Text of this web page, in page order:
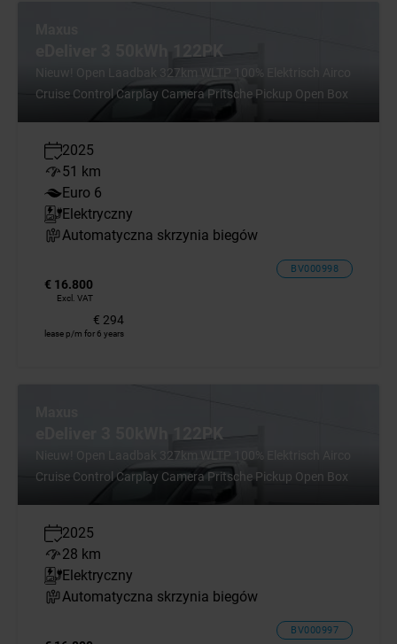
eDeliver 3 50kWh 122PK
Nieuw! Open Laadbak 327km WLTP 100% Elektrisch Airco
Cruise Control Carplay Camera Pritsche Pickup Open Box
2025
51 km
Euro 6
Elektryczny
Automatyczna skrzynia biegów
BV000998
€ 16.800
Excl. VAT
€ 294
lease p/m for 6 years
eDeliver 3 50kWh 122PK
Nieuw! Open Laadbak 327km WLTP 100% Elektrisch Airco
Cruise Control Carplay Camera Pritsche Pickup Open Box
2025
28 km
Elektryczny
Automatyczna skrzynia biegów
BV000997